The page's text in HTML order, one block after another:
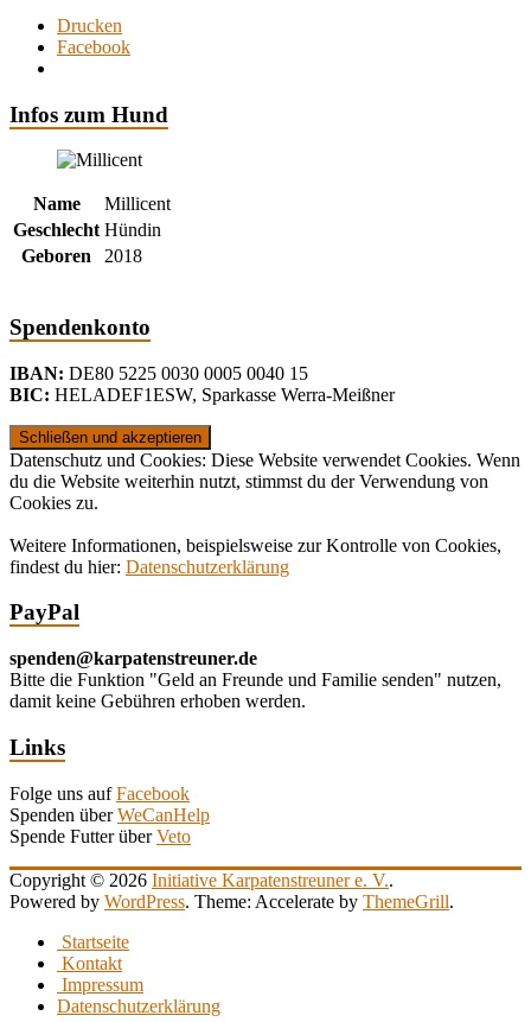
Drucken
Facebook
Infos zum Hund
Name
Millicent
Geschlecht Hündin
Geboren
2018
Spendenkonto
IBAN: DE80 5225 0030 0005 0040 15
BIC: HELADEF1ESW, Sparkasse Werra-Meißner
Datenschutz und Cookies: Diese Website verwendet Cookies. Wenn
du die Website weiterhin nutzt, stimmst du der Verwendung von
Cookies zu.
Weitere Informationen, beispielsweise zur Kontrolle von Cookies,
findest du hier: Datenschutzerklärung
PayPal
spenden@karpatenstreuner.de
Bitte die Funktion "Geld an Freunde und Familie senden" nutzen,
damit keine Gebühren erhoben werden.
Links
Folge uns aufFacebook
Spenden überWeCanHelp
Spende Futter überVeto
Copyright © 2026 Initiative Karpatenstreuner e. V..
Powered by WordPress. Theme: Accelerate by ThemeGrill.
Startseite
Kontakt
Impressum
Datenschutzerklärung